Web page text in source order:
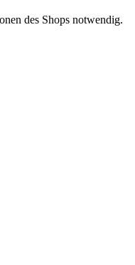
des Shops notwendig.